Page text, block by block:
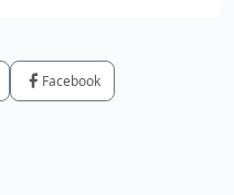
Facebook